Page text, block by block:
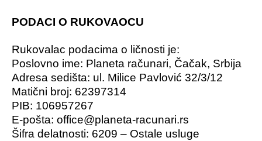
PODACI O RUKOVAOCU
Rukovalac podacima o ličnosti je:
Poslovno ime: Planeta računari, Čačak, Srbija
Adresa sedišta: ul. Milice Pavlović 32/3/12
Matični broj: 62397314
PIB: 106957267
E-pošta: office@planeta-racunari.rs
Šifra delatnosti: 6209 – Ostale usluge